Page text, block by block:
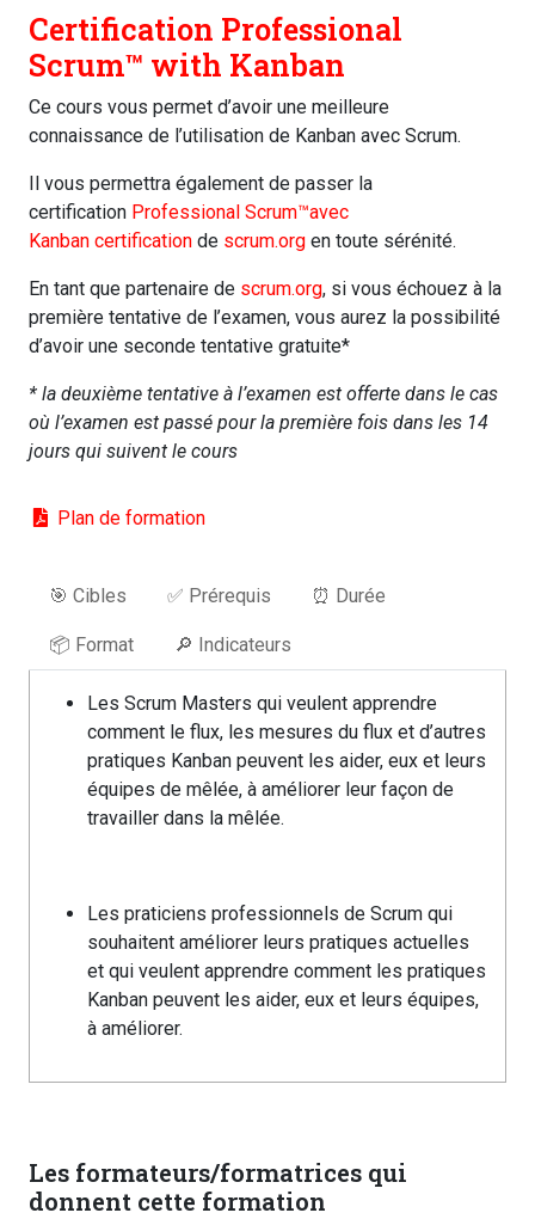
Certification Professional
Scrum™️ with Kanban
Ce cours vous permet d’avoir une meilleure
connaissance de l’utilisation de Kanban avec Scrum.
Il vous permettra également de passer la
certification Professional Scrum™️avec
Kanban certification de scrum.org en toute sérénité.
En tant que partenaire de scrum.org, si vous échouez à la
première tentative de l’examen, vous aurez la possibilité
d’avoir une seconde tentative gratuite*
* la deuxième tentative à l’examen est offerte dans le cas
où l’examen est passé pour la première fois dans les 14
jours qui suivent le cours
Plan de formation
🎯 Cibles ✅ Prérequis ⏰ Durée
📦 Format 🔎 Indicateurs
Les Scrum Masters qui veulent apprendre
comment le flux, les mesures du flux et d’autres
pratiques Kanban peuvent les aider, eux et leurs
équipes de mêlée, à améliorer leur façon de
travailler dans la mêlée.
Les praticiens professionnels de Scrum qui
souhaitent améliorer leurs pratiques actuelles
et qui veulent apprendre comment les pratiques
Kanban peuvent les aider, eux et leurs équipes,
à améliorer.
Les formateurs/formatrices qui
donnent cette formation